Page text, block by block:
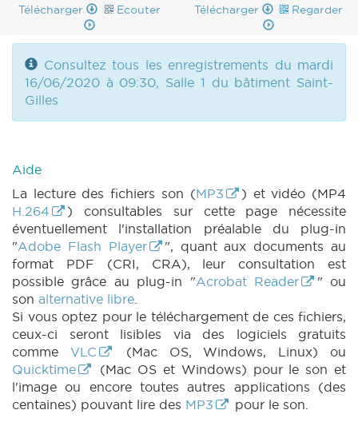
Télécharger Ecouter Télécharger Regarder
Consultez tous les enregistrements du mardi
16/06/2020 à 09:30, Salle 1 du bâtiment Saint-
Gilles
Aide
La lecture des fichiers son (MP3
) et vidéo (MP4
H.264
) consultables sur cette page nécessite
éventuellement l'installation préalable du plug-in
"Adobe Flash Player
", quant aux documents au
format PDF (CRI, CRA), leur consultation est
possible grâce au plug-in "Acrobat Reader
" ou
son alternative libre.
Si vous optez pour le téléchargement de ces fichiers,
ceux-ci seront lisibles via des logiciels gratuits
comme VLC
(Mac OS, Windows, Linux) ou
Quicktime
(Mac OS et Windows) pour le son et
l'image ou encore toutes autres applications (des
centaines) pouvant lire des MP3 pour le son.